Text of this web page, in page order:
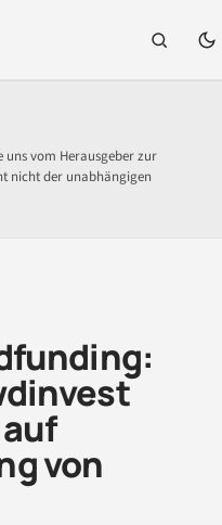
uns vom Herausgeber zur
nicht der unabhängigen
von